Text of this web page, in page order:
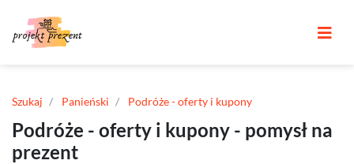
Szukaj Panieński Podróże - oferty i kupony
Podróże - oferty i kupony - pomysł na
prezent